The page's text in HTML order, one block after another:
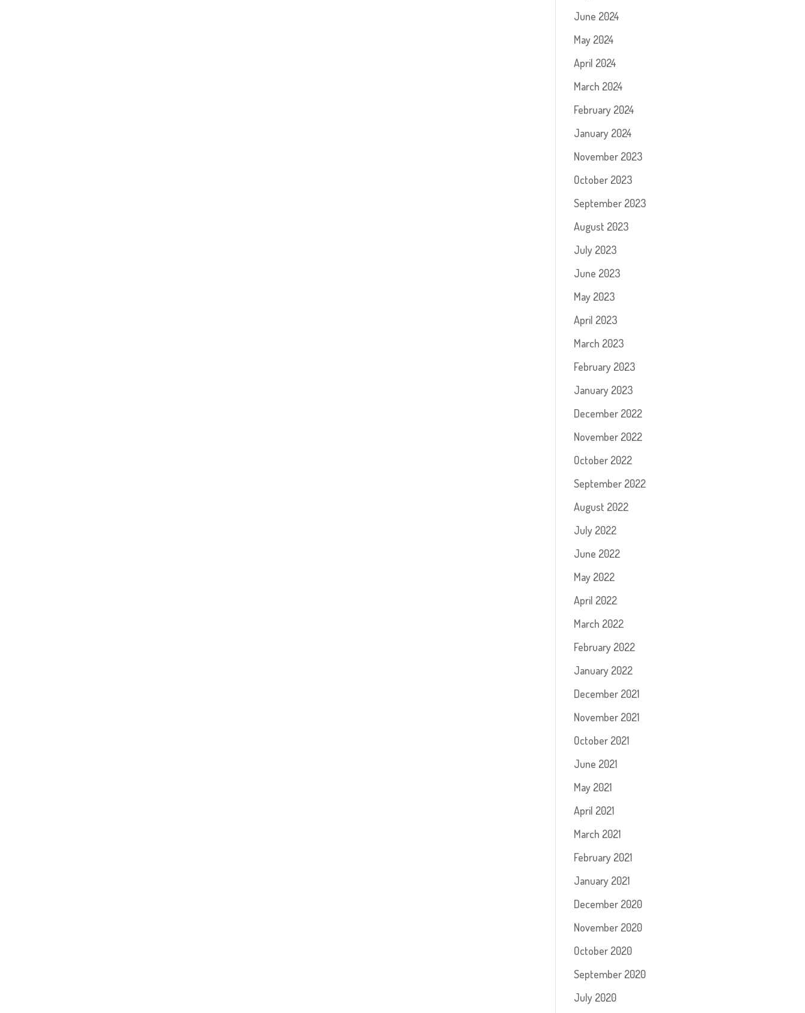
June 2024
May 2024
April 2024
March 2024
February 2024
January 2024
November 2023
October 2023
September 2023
August 2023
July 2023
June 2023
May 2023
April 2023
March 2023
February 2023
January 2023
December 2022
November 2022
October 2022
September 2022
August 2022
July 2022
June 2022
May 2022
April 2022
March 2022
February 2022
January 2022
December 2021
November 2021
October 2021
June 2021
May 2021
April 2021
March 2021
February 2021
January 2021
December 2020
November 2020
October 2020
September 2020
July 2020